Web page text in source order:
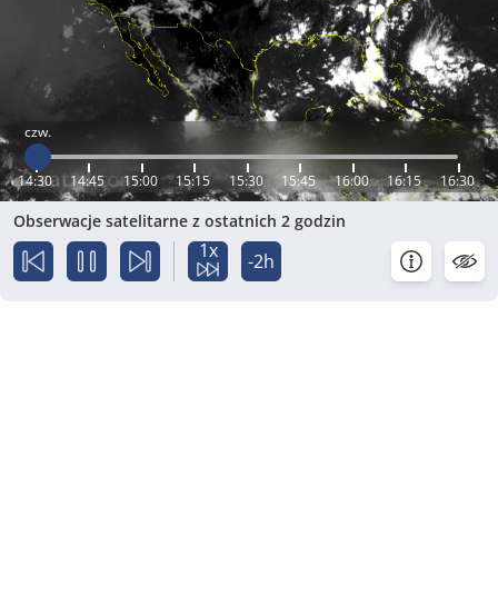
czw.
14:30 14:45 15:00 15:15 15:30 15:45 16:00 16:15 16:30
Obserwacje satelitarne z ostatnich 2 godzin
1x -2h